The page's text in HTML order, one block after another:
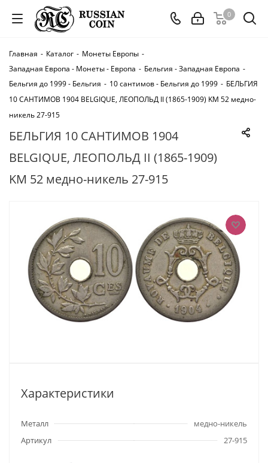
0
Главная - Каталог - Монеты Европы -
Западная Европа - Монеты - Европа - Бельгия - Западная Европа -
Бельгия до 1999 - Бельгия - 10 сантимов - Бельгия до 1999 - БЕЛЬГИЯ
10 САНТИМОВ 1904 BELGIQUE, ЛЕОПОЛЬД II (1865-1909) KM 52 медно-
никель 27-915
БЕЛЬГИЯ 10 САНТИМОВ 1904
BELGIQUE, ЛЕОПОЛЬД II (1865-1909)
KM 52 медно-никель 27-915
Характеристики
Металл
медно-никель
Артикул
27-915